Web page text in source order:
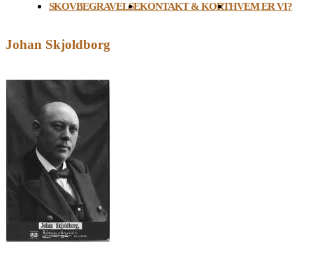
SKOVBEGRAVELSEKONTAKT & KORTHVEM ER VI?
Johan Skjoldborg